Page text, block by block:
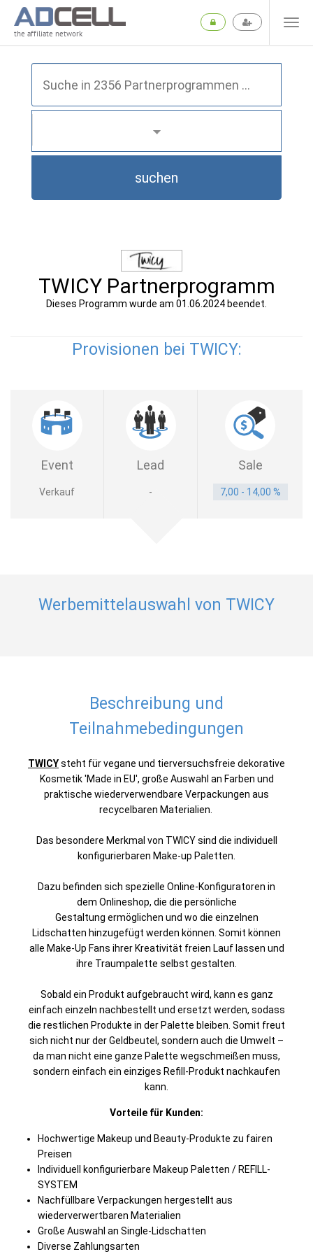
the affiliate network
suchen
TWICY Partnerprogramm
Dieses Programm wurde am 01.06.2024 beendet.
Provisionen bei TWICY:
Event Lead Sale
Verkauf - 7,00 - 14,00 %
Werbemittelauswahl von TWICY
Beschreibung und
Teilnahmebedingungen
TWICYsteht für vegane und tierversuchsfreie dekorative
Kosmetik 'Made in EU', große Auswahl an Farben und
praktische wiederverwendbare Verpackungen aus
recycelbaren Materialien.
Das besondere Merkmal von TWICY sind die individuell
konfigurierbaren Make-up Paletten.
Dazu befinden sich spezielle Online-Konfiguratoren in
dem Onlineshop, die die persönliche
Gestaltung ermöglichen und wo die einzelnen
Lidschatten hinzugefügt werden können. Somit können
alle Make-Up Fans ihrer Kreativität freien Lauf lassen und
ihre Traumpalette selbst gestalten.
Sobald ein Produkt aufgebraucht wird, kann es ganz
einfach einzeln nachbestellt und ersetzt werden, sodass
die restlichen Produkte in der Palette bleiben. Somit freut
sich nicht nur der Geldbeutel, sondern auch die Umwelt –
da man nicht eine ganze Palette wegschmeißen muss,
sondern einfach ein einziges Refill-Produkt nachkaufen
kann.
Vorteile für Kunden:
Hochwertige Makeup und Beauty-Produkte zu fairen
Preisen
Individuell konfigurierbare Makeup Paletten / REFILL-
SYSTEM
Nachfüllbare Verpackungen hergestellt aus
wiederverwertbaren Materialien
Große Auswahl an Single-Lidschatten
Diverse Zahlungsarten